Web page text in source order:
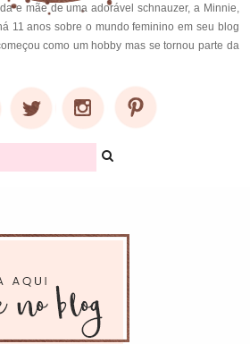
e mãe de uma adorável schnauzer, a Minnie,
11 anos sobre o mundo feminino em seu blog
como um hobby mas se tornou parte da